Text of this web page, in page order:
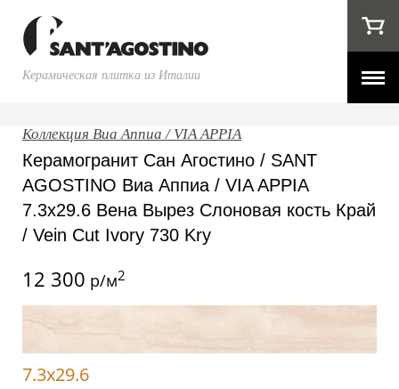
Керамическая плитка из Италии
Коллекция Виа Аппиа / VIA APPIA
Керамогранит Сан Агостино / SANT
AGOSTINO Виа Аппиа / VIA APPIA
7.3x29.6 Вена Вырез Слоновая кость Край
/ Vein Cut Ivory 730 Kry
12 300 р/м2
7.3x29.6